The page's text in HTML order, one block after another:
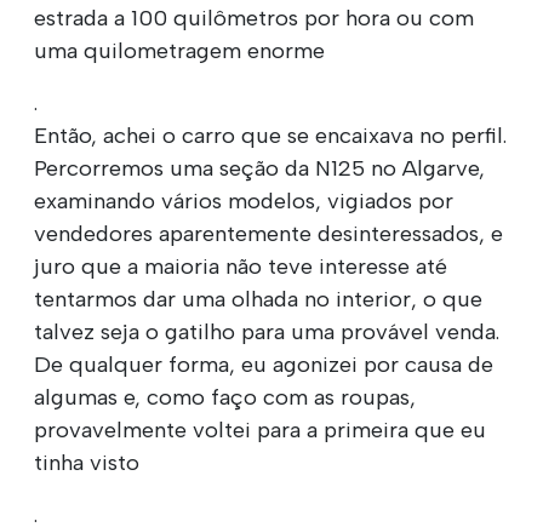
estrada a 100 quilômetros por hora ou com
uma quilometragem enorme
.
Então, achei o carro que se encaixava no perfil.
Percorremos uma seção da N125 no Algarve,
examinando vários modelos, vigiados por
vendedores aparentemente desinteressados, e
juro que a maioria não teve interesse até
tentarmos dar uma olhada no interior, o que
talvez seja o gatilho para uma provável venda.
De qualquer forma, eu agonizei por causa de
algumas e, como faço com as roupas,
provavelmente voltei para a primeira que eu
tinha visto
.